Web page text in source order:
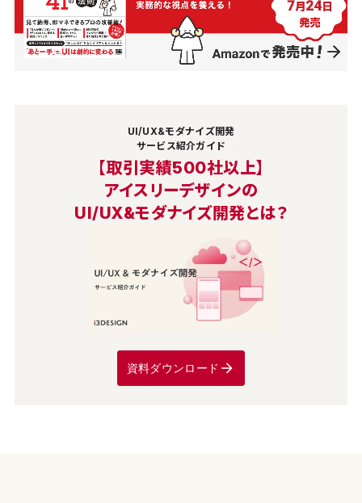
UI/UX&モダナイズ開発
サービス紹介ガイド
【取引実績500社以上】
アイスリーデザインの
UI/UX&モダナイズ開発とは？
資料ダウンロード